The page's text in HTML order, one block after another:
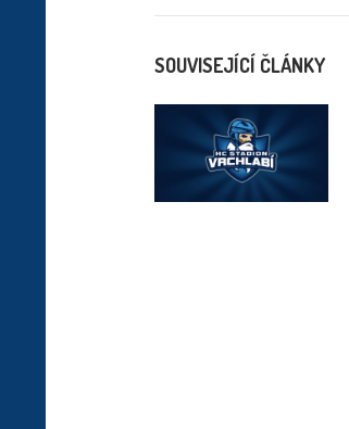
SOUVISEJÍCÍ ČLÁNKY